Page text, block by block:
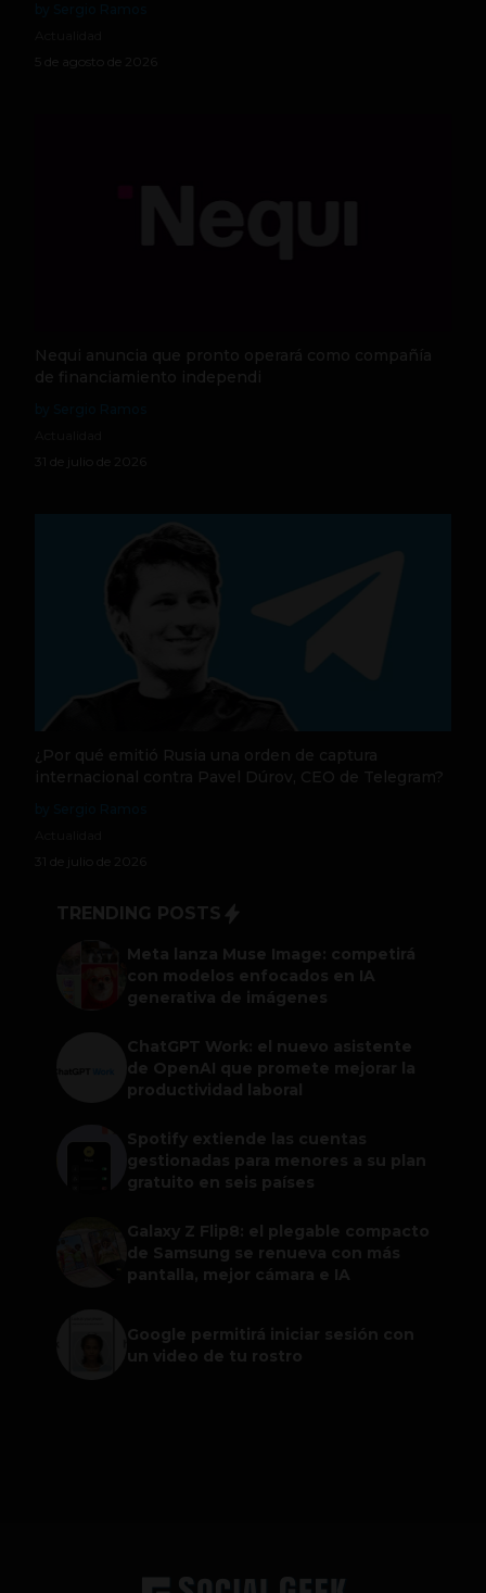
5 de agosto de 2026
Nequi anuncia que pronto operará como compañía
de financiamiento independi
31 de julio de 2026
¿Por qué emitió Rusia una orden de captura
internacional contra Pavel Dúrov, CEO de Telegram?
31 de julio de 2026
TRENDING POSTS
Meta lanza Muse Image: competirá
con modelos enfocados en IA
generativa de imágenes
ChatGPT Work: el nuevo asistente
de OpenAI que promete mejorar la
productividad laboral
Spotify extiende las cuentas
gestionadas para menores a su plan
gratuito en seis países
Galaxy Z Flip8: el plegable compacto
de Samsung se renueva con más
pantalla, mejor cámara e IA
Google permitirá iniciar sesión con
un video de tu rostro